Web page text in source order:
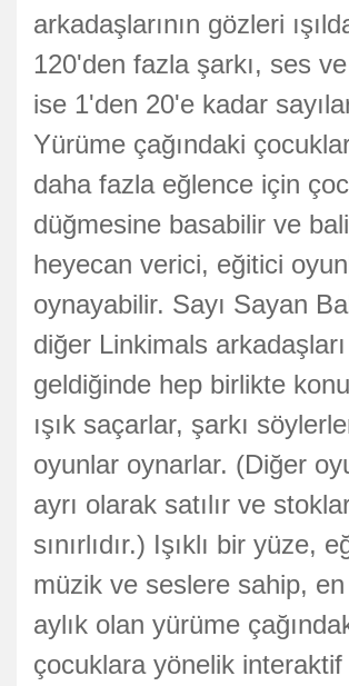
arkadaşlarının gözleri
120'den fazla şarkı, ses
ise 1'den 20'e kadar
Yürüme çağındaki
daha fazla eğlence için
düğmesine basabilir ve
heyecan verici, eğitici
oynayabilir. Sayı Sayan
diğer Linkimals
geldiğinde hep birlikte
ışık saçarlar, şarkı
oyunlar oynarlar. (Diğer
ayrı olarak satılır ve
sınırlıdır.) Işıklı bir yüze,
müzik ve seslere sahip,
aylık olan yürüme
çocuklara yönelik interaktif